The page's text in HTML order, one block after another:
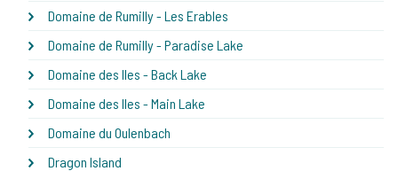
Domaine de Rumilly - Les Erables
Domaine de Rumilly - Paradise Lake
Domaine des Iles - Back Lake
Domaine des Iles - Main Lake
Domaine du Oulenbach
Dragon Island